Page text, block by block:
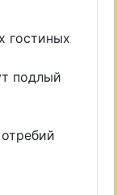
гостиных
подлый